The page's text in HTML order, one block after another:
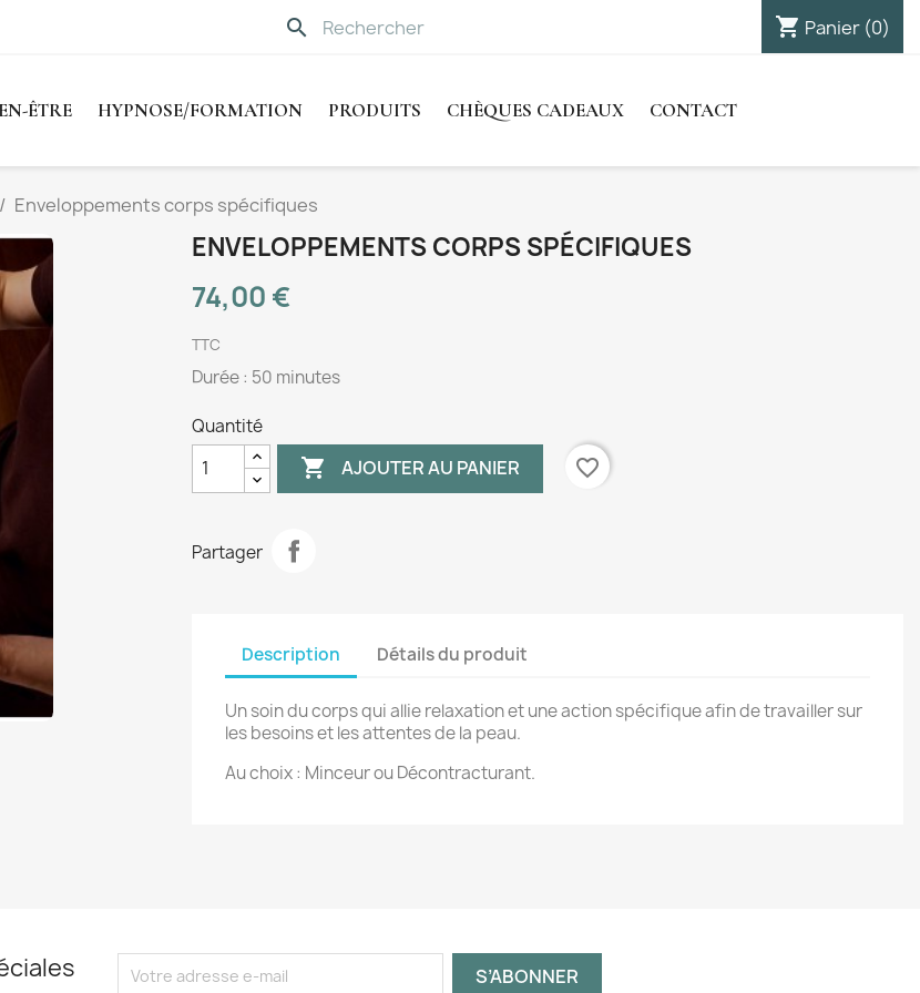
search shopping_cart Panier (0)
ÊTRE HYPNOSE/FORMATION PRODUITS CHÈQUES CADEAUX CONTACT
Enveloppements corps spécifiques
ENVELOPPEMENTS CORPS SPÉCIFIQUES
74,00 €
TTC
Durée : 50 minutes
Quantité
 AJOUTER AU PANIER favorite_border
Partager
Description Détails du produit
Un soin du corps qui allie relaxation et une action spécifique afin de travailler sur
les besoins et les attentes de la peau.
Au choix : Minceur ou Décontracturant.